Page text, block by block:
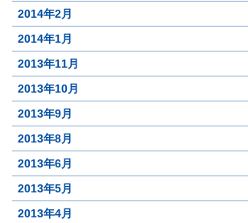
2014年2月
2014年1月
2013年11月
2013年10月
2013年9月
2013年8月
2013年6月
2013年5月
2013年4月